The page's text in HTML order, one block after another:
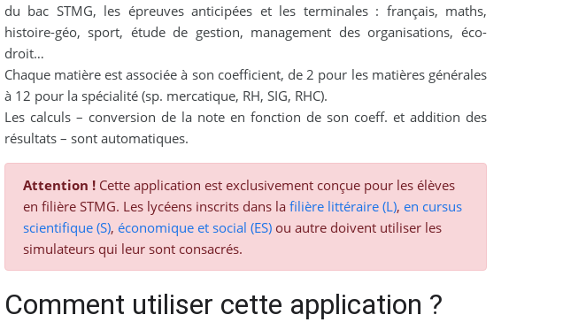
du bac STMG, les épreuves anticipées et les terminales : français, maths,
histoire-géo, sport, étude de gestion, management des organisations, éco-
droit…
Chaque matière est associée à son coefficient, de 2 pour les matières générales
à 12 pour la spécialité (sp. mercatique, RH, SIG, RHC).
Les calculs – conversion de la note en fonction de son coeff. et addition des
résultats – sont automatiques.
Attention !Cette application est exclusivement conçue pour les élèves
en filière STMG. Les lycéens inscrits dans la filière littéraire (L), en cursus
scientifique (S), économique et social (ES)ou autre doivent utiliser les
simulateurs qui leur sont consacrés.
Comment utiliser cette application ?